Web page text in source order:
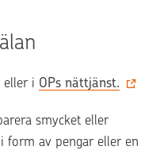
eller i OPs nättjänst‍.
smycket eller
form av pengar eller en